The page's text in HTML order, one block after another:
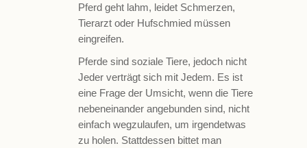
Pferd geht lahm, leidet Schmerzen,
Tierarzt oder Hufschmied müssen
eingreifen.
Pferde sind soziale Tiere, jedoch nicht
Jeder verträgt sich mit Jedem. Es ist
eine Frage der Umsicht, wenn die Tiere
nebeneinander angebunden sind, nicht
einfach wegzulaufen, um irgendetwas
zu holen. Stattdessen bittet man